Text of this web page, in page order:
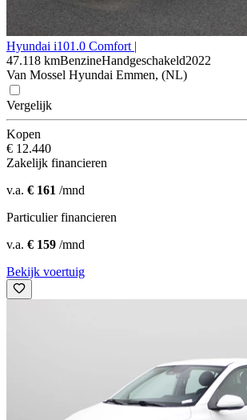
Hyundai i101.0 Comfort |
47.118 kmBenzineHandgeschakeld2022
Van Mossel Hyundai Emmen, (NL)
Vergelijk
Kopen
€ 12.440
Zakelijk financieren
v.a. € 161 /mnd
Particulier financieren
v.a. € 159 /mnd
Bekijk voertuig